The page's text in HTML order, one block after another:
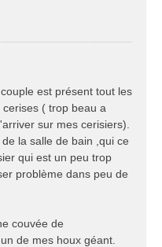
est présent tout les
( trop beau a
sur mes cerisiers).
la salle de bain ,qui ce
qui est un peu trop
problème dans peu de
couvée de
de mes houx géant.